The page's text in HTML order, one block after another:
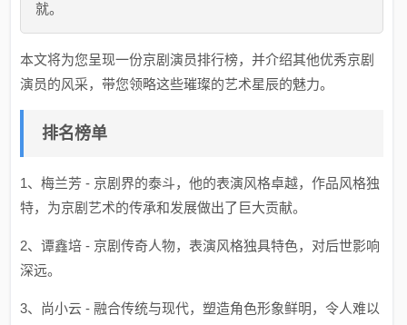
就。
本文将为您呈现一份京剧演员排行榜，并介绍其他优秀京剧
演员的风采，带您领略这些璀璨的艺术星辰的魅力。
排名榜单
1、梅兰芳 - 京剧界的泰斗，他的表演风格卓越，作品风格独
特，为京剧艺术的传承和发展做出了巨大贡献。
2、谭鑫培 - 京剧传奇人物，表演风格独具特色，对后世影响
深远。
3、尚小云 - 融合传统与现代，塑造角色形象鲜明，令人难以